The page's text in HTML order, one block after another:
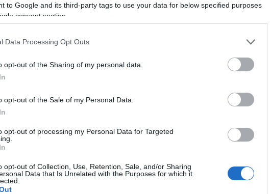
to Google and its third-party tags to use your data for below specified purposes
consent section.
Data Processing Opt Outs
opt-out of the Sharing of my personal data.
opt-out of the Sale of my Personal Data.
opt-out of processing my Personal Data for Targeted
opt-out of Collection, Use, Retention, Sale, and/or Sharing
Data that Is Unrelated with the Purposes for which it
a
így
el, hogy hajad
kinézetű és
9 hajápolási termék,
gyorsan nő majd a
hajad, és most szuper